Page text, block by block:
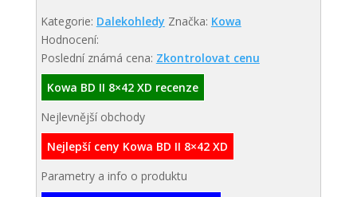
Kategorie: Dalekohledy Značka: Kowa
Hodnocení:
Poslední známá cena: Zkontrolovat cenu
Kowa BD II 8×42 XD recenze
Nejlevnější obchody
Nejlepší ceny Kowa BD II 8×42 XD
Parametry a info o produktu